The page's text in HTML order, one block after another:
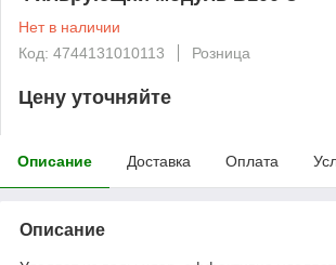
Нет в наличии
Код: 4744131010113
Розница
Цену уточняйте
Описание Доставка Оплата
Описание